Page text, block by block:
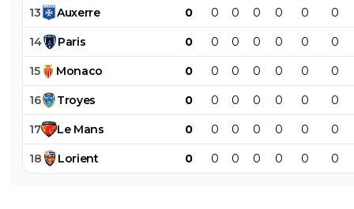
13 Auxerre 0 0 0 0 0 0 0
14 Paris 0 0 0 0 0 0 0
15 Monaco 0 0 0 0 0 0 0
16 Troyes 0 0 0 0 0 0 0
17 Le Mans 0 0 0 0 0 0 0
18 Lorient 0 0 0 0 0 0 0